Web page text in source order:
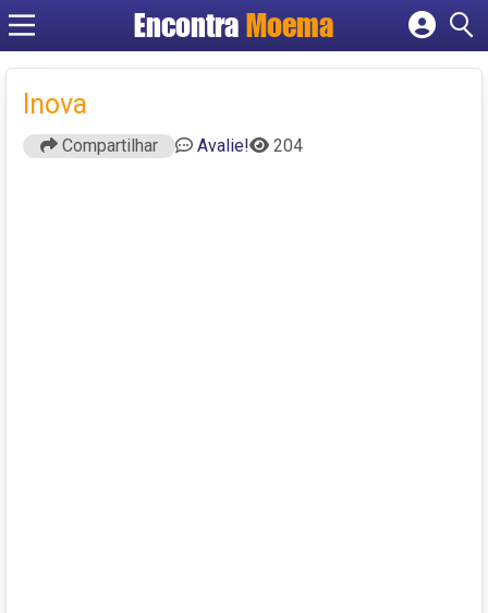
Encontra Moema
Inova
Compartilhar Avalie! 204